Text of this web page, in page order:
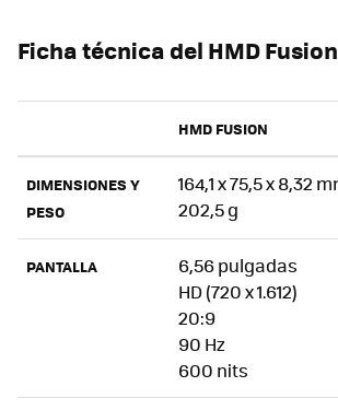
Ficha técnica del HMD Fusion
HMD FUSION
DIMENSIONES Y
PESO
164,1 x 75,5 x 8,32
202,5 g
PANTALLA
6,56 pulgadas
HD (720 x 1.612)
20:9
90 Hz
600 nits